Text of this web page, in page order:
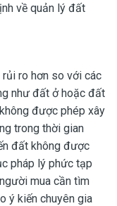
về quản lý đất
rủi ro hơn so với các
như đất ở hoặc đất
được phép xây
trong thời gian
đất không được
pháp lý phức tạp
mua cần tìm
ý kiến chuyên gia